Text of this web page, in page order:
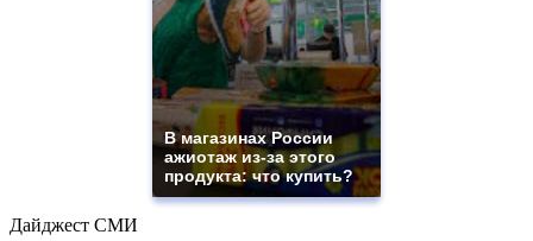
В магазинах России
ажиотаж из-за этого
продукта: что купить?
Дайджест СМИ